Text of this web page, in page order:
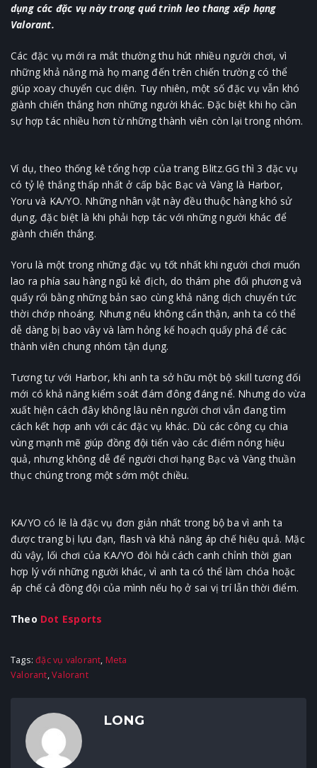
dụng các đặc vụ này trong quá trình leo thang xếp hạng
Valorant.
Các đặc vụ mới ra mắt thường thu hút nhiều người chơi, vì
những khả năng mà họ mang đến trên chiến trường có thể
giúp xoay chuyển cục diện. Tuy nhiên, một số đặc vụ vẫn khó
giành chiến thắng hơn những người khác. Đặc biệt khi họ cần
sự hợp tác nhiều hơn từ những thành viên còn lại trong nhóm.
Ví dụ, theo thống kê tổng hợp của trang Blitz.GG thì 3 đặc vụ
có tỷ lệ thắng thấp nhất ở cấp bậc Bạc và Vàng là Harbor,
Yoru và KA/YO. Những nhân vật này đều thuộc hàng khó sử
dụng, đặc biệt là khi phải hợp tác với những người khác để
giành chiến thắng.
Yoru là một trong những đặc vụ tốt nhất khi người chơi muốn
lao ra phía sau hàng ngũ kẻ địch, do thám phe đối phương và
quấy rối bằng những bản sao cùng khả năng dịch chuyển tức
thời chớp nhoáng. Nhưng nếu không cẩn thận, anh ta có thể
dễ dàng bị bao vây và làm hỏng kế hoạch quấy phá để các
thành viên chung nhóm tận dụng.
Tương tự với Harbor, khi anh ta sở hữu một bộ skill tương đối
mới có khả năng kiểm soát đám đông đáng nể. Nhưng do vừa
xuất hiện cách đây không lâu nên người chơi vẫn đang tìm
cách kết hợp anh với các đặc vụ khác. Dù các công cụ chia
vùng mạnh mẽ giúp đồng đội tiến vào các điểm nóng hiệu
quả, nhưng không dễ để người chơi hạng Bạc và Vàng thuần
thục chúng trong một sớm một chiều.
KA/YO có lẽ là đặc vụ đơn giản nhất trong bộ ba vì anh ta
được trang bị lựu đạn, flash và khả năng áp chế hiệu quả. Mặc
dù vậy, lối chơi của KA/YO đòi hỏi cách canh chỉnh thời gian
hợp lý với những người khác, vì anh ta có thể làm chóa hoặc
áp chế cả đồng đội của mình nếu họ ở sai vị trí lẫn thời điểm.
Theo Dot Esports
Tags:đặc vụ valorant, Meta
Valorant,Valorant
LONG